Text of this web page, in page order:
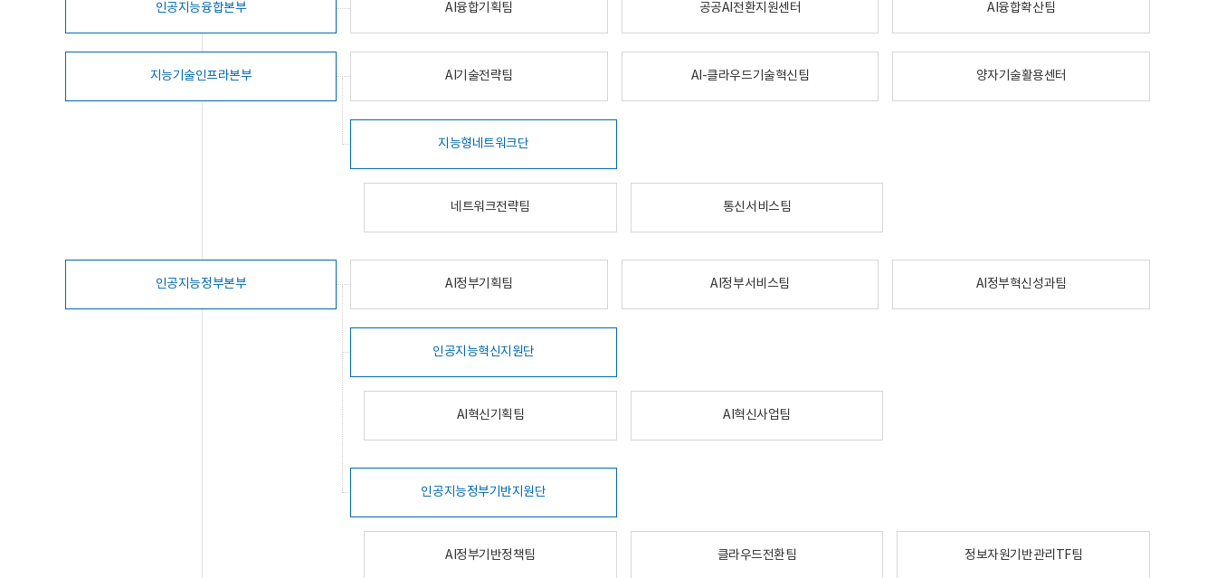
인공지능융합본부 AI융합기획팀 공공AI전환지원센터 AI융합확산팀
지능기술인프라본부 AI기술전략팀 AI-클라우드기술혁신팀 양자기술활용센터
지능형네트워크단
네트워크전략팀 통신서비스팀
인공지능정부본부 AI정부기획팀 AI정부서비스팀 AI정부혁신성과팀
인공지능혁신지원단
AI혁신기획팀 AI혁신사업팀
인공지능정부기반지원단
AI정부기반정책팀 클라우드전환팀 정보자원기반관리TF팀